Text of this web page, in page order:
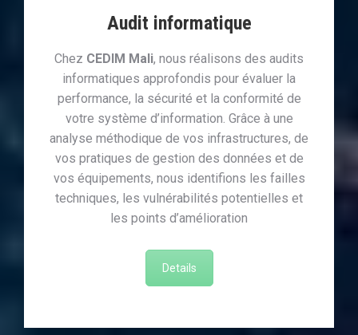
Audit informatique
Chez CEDIM Mali, nous réalisons des audits
informatiques approfondis pour évaluer la
performance, la sécurité et la conformité de
votre système d’information. Grâce à une
analyse méthodique de vos infrastructures, de
vos pratiques de gestion des données et de
vos équipements, nous identifions les failles
techniques, les vulnérabilités potentielles et
les points d’amélioration
Details